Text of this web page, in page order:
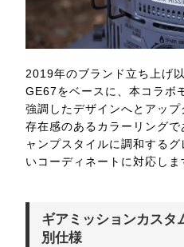
2019年のブランド立ち上げ
GE67をベースに、本コラボ
強調したデザインへとアップ
存在感のあるカラーリング
ャンプスタイルに調和する
いコーディネートに対応しま
ギアミッションカスタ
別仕様